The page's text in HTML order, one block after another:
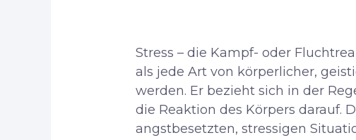
Stress – die Kampf- oder
als jede Art von körperlicher,
werden. Er bezieht sich in der
die Reaktion des Körpers darauf.
angstbesetzten, stressigen